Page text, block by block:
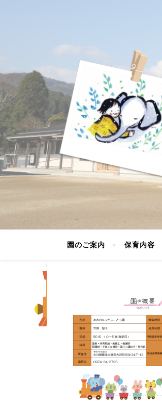
園のご案内 保育内容